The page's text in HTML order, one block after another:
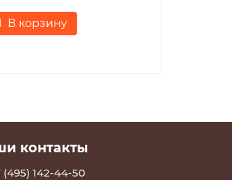
В корзину
контакты
(495) 142-44-50